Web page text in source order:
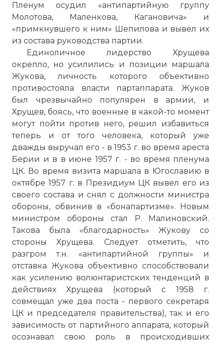
Пленум осудил «антипартийную группу
Молотова, Маленкова, Кагановича» и
«примкнувшего к ним» Шепилова и вывел их
из состава руководства партии.
Единоличное лидерство Хрущева
окрепло, но усилились и позиции маршала
Жукова, личность которого объективно
противостояла власти партаппарата. Жуков
был чрезвычайно популярен в армии, и
Хрущев, боясь, что военные в какой-то момент
могут пойти против него, решил избавиться
теперь и от того человека, который уже
дважды выручал его - в 1953 г. во время ареста
Берии и в в июне 1957 г. - во время пленума
ЦК. Во время визита маршала в Югославию в
октябре 1957 г. в Президиум ЦК вывел его из
своего состава и снял с должности министра
обороны, обвинив в «бонапартизме». Новым
министром обороны стал Р. Малиновский.
Такова была «благодарность» Жукову со
стороны Хрущева. Следует отметить, что
разгром т.н. «антипартийной группы» и
отставка Жукова объективно способствовали
как усилению волюнтаристских тенденций в
действиях Хрущева (который с 1958 г.
совмещал уже два поста - первого секретаря
ЦК и председателя правительства), так и его
зависимость от партийного аппарата, который
осознавал свою роль в происходивших